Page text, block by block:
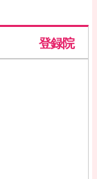
登録院